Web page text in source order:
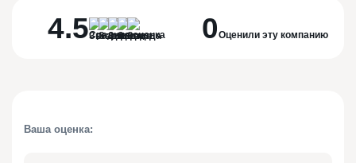
4.5Средняя оценка 0Оценили эту компанию
Ваша оценка: